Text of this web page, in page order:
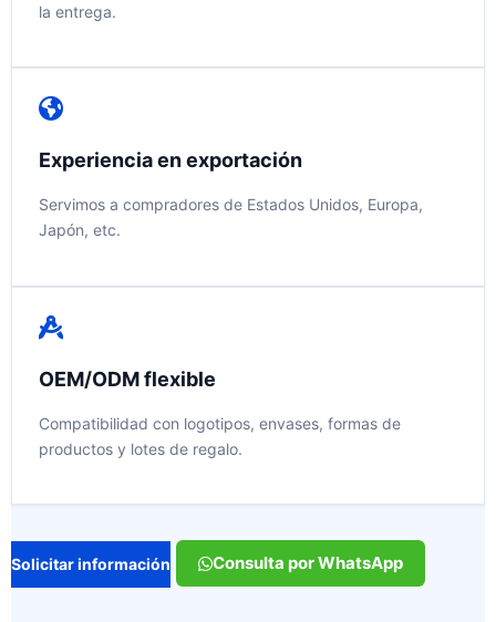
la entrega.
Experiencia en exportación
Servimos a compradores de Estados Unidos, Europa,
Japón, etc.
OEM/ODM flexible
Compatibilidad con logotipos, envases, formas de
productos y lotes de regalo.
Solicitar información Consulta por WhatsApp